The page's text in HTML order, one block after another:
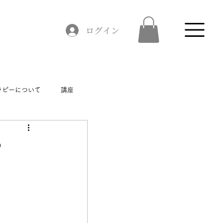
ログイン
ーについて 講座